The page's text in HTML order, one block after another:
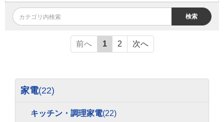
検索
前へ 1 2 次へ
家電(22)
キッチン・調理家電(22)